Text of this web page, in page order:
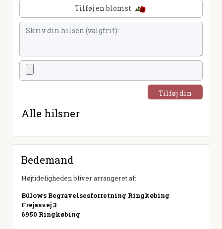
Tilføj en blomst
Tilføj din
Alle hilsner
Bedemand
Højtideligheden bliver arrangeret af:
Bülows Begravelsesforretning Ringkøbing
Frejasvej 3
6950 Ringkøbing